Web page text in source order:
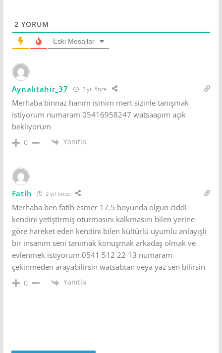
2 YORUM
Eski Mesajlar
Aynalıtahir_37 2 yıl önce
Merhaba binnaz hanım ismim mert sizinle tanışmak
istiyorum numaram 05416958247 watsaapım açık
beklıyorum
0 Yanıtla
Fatih 2 yıl önce
Merhaba ben fatih esmer 17.5 boyunda olgun ciddi
kendini yetiştirmiş oturmasını kalkmasını bilen yerine
göre hareket eden kendini bilen kültürlü uyumlu anlayışlı
bir insanım seni tanımak konuşmak arkadaş olmak ve
evlenmek istiyorum 0541 512 22 13 numaram
çekinmeden arayabilirsin watsabtan veya yaz sen bilirsin
0 Yanıtla